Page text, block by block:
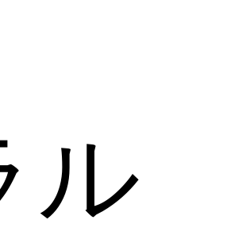
ル